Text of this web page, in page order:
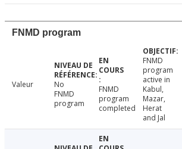
FNMD program
Valeur
No
FNMD
program
FNMD
program
completed
FNMD
program
active in
Kabul,
Mazar,
Herat
and Jal